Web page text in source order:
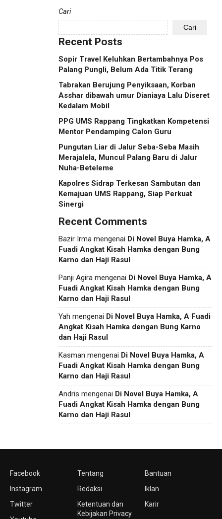
Cari
Cari
Recent Posts
Sopir Travel Keluhkan Bertambahnya Pos
Palang Pungli, Belum Ada Titik Terang
Tabrakan Berujung Penyiksaan, Korban
Asshar dibawah umur Dianiaya Lalu Diseret
Kedalam Mobil
PPG UMS Rappang Tingkatkan Kompetensi
Mentor Pendamping Calon Guru
Pungutan Liar di Jalur Seba-Seba Masih
Merajalela, Muncul Palang Baru di Jalur
Nuha-Beteleme
Kapolres Sidrap Terkesan Sambutan dan
Kemajuan UMS Rappang, Siap Perkuat
Sinergi
Recent Comments
Bazir Irma mengenai Di Novel Buya Hamka, A
Fuadi Angkat Kisah Hamka dengan Bung
Karno dan Haji Rasul
Panji Agira mengenai Di Novel Buya Hamka, A
Fuadi Angkat Kisah Hamka dengan Bung
Karno dan Haji Rasul
Yah mengenai Di Novel Buya Hamka, A Fuadi
Angkat Kisah Hamka dengan Bung Karno
dan Haji Rasul
Kasman mengenai Di Novel Buya Hamka, A
Fuadi Angkat Kisah Hamka dengan Bung
Karno dan Haji Rasul
Andris mengenai Di Novel Buya Hamka, A
Fuadi Angkat Kisah Hamka dengan Bung
Karno dan Haji Rasul
Facebook
Instagram
Twitter
Tentang
Redaksi
Ketentuan dan
Kebijakan Privacy
Bantuan
Iklan
Karir